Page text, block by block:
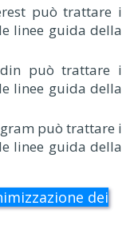
può trattare i
linee guida della
può trattare i
linee guida della
può trattare i
linee guida della
dei